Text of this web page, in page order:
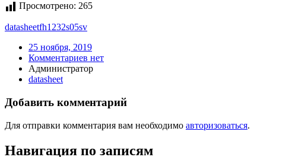
Просмотрено: 265
datasheetfh1232s05sv
25 ноября, 2019
Комментариев нет
Администратор
datasheet
Добавить комментарий
Для отправки комментария вам необходимо авторизоваться.
Навигация по записям